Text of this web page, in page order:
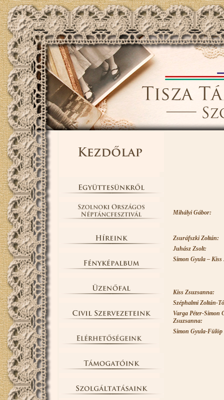
Mihályi Gábor:
Zsuráfszki Zoltán:
Juhász Zsolt:
Simon Gyula – Kiss
Kiss Zsuzsanna:
Széphalmi Zoltán-
Varga Péter-Simon
Zsuzsanna:
Simon Gyula-